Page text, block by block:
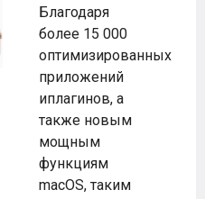
Благодаря
более 15 000
оптимизированных
приложений
иплагинов, а
также новым
мощным
функциям
macOS, таким